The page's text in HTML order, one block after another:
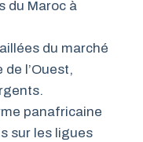
du Maroc à
du marché
l’Ouest,
panafricaine
sur les ligues